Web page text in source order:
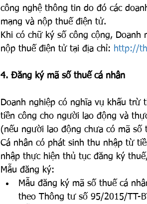
công nghệ thông tin do đó các
mạng và nộp thuế điện tử.
Khi có chữ ký số công cộng,
nộp thuế điện tử tại địa chỉ: http://
4. Đăng ký mã số thuế cá nhân
Doanh nghiệp có nghĩa vụ khấu
tiền công cho người lao động và
(nếu người lao động chưa có mã số
Cá nhân có phát sinh thu nhập từ
nhập thực hiện thủ tục đăng ký
Mẫu đăng ký:
Mẫu đăng ký mã số thuế cá
theo Thông tư số 95/2015/TT-